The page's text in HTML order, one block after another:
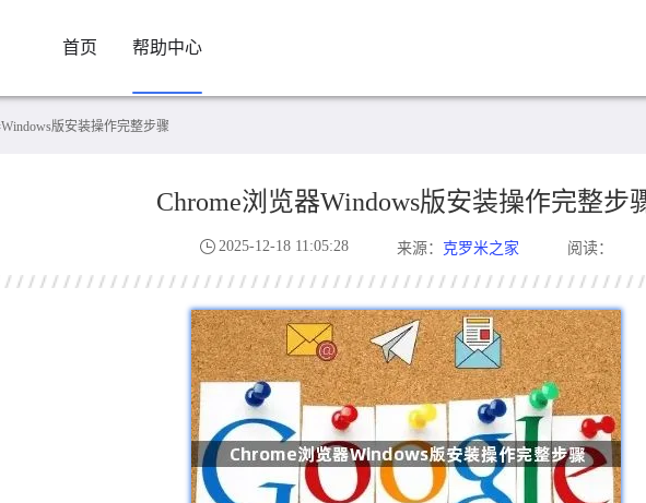
首页 帮助中心
版安装操作完整步骤
Chrome浏览器Windows版安装操作完整步
2025-12-18 11:05:28 来源： 克罗米之家 阅读：